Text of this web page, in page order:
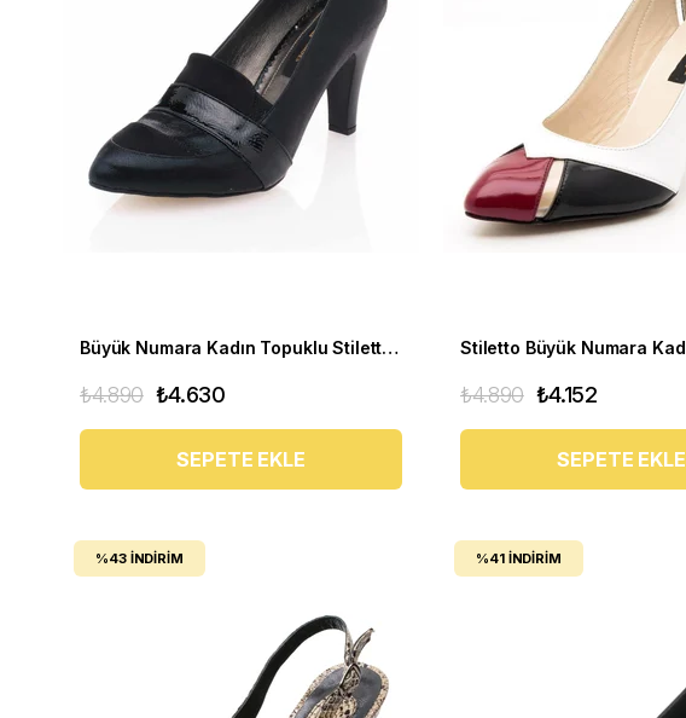
Büyük Numara Kadın Topuklu Stiletto Ayakkabı 190328 Siyah
₺4.630
₺4.890
SEPETE EKLE
₺4.152
₺4.890
SEPETE EKLE
%43 İNDIRIM %41 İNDIRIM